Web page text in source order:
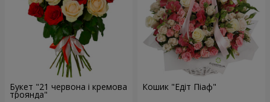
Букет "21 червона і кремова
троянда"
Кошик "Едіт Піаф"